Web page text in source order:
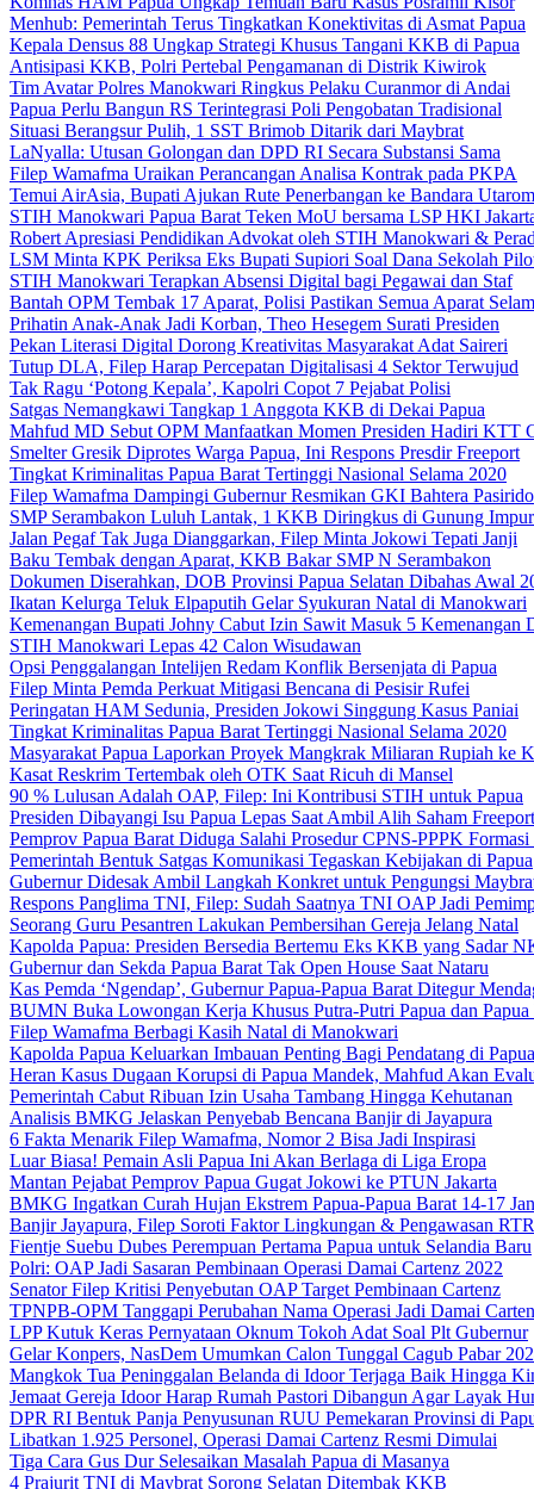
Menhub: Pemerintah Terus Tingkatkan Konektivitas di Asmat Papua
Kepala Densus 88 Ungkap Strategi Khusus Tangani KKB di Papua
Antisipasi KKB, Polri Pertebal Pengamanan di Distrik Kiwirok
Tim Avatar Polres Manokwari Ringkus Pelaku Curanmor di Andai
Papua Perlu Bangun RS Terintegrasi Poli Pengobatan Tradisional
Situasi Berangsur Pulih, 1 SST Brimob Ditarik dari Maybrat
LaNyalla: Utusan Golongan dan DPD RI Secara Substansi Sama
Filep Wamafma Uraikan Perancangan Analisa Kontrak pada PKPA
Temui AirAsia, Bupati Ajukan Rute Penerbangan ke Bandara Utarom
STIH Manokwari Papua Barat Teken MoU bersama LSP HKI
Robert Apresiasi Pendidikan Advokat oleh STIH Manokwari &
LSM Minta KPK Periksa Eks Bupati Supiori Soal Dana Sekolah
STIH Manokwari Terapkan Absensi Digital bagi Pegawai dan Staf
Bantah OPM Tembak 17 Aparat, Polisi Pastikan Semua Aparat
Prihatin Anak-Anak Jadi Korban, Theo Hesegem Surati Presiden
Pekan Literasi Digital Dorong Kreativitas Masyarakat Adat Saireri
Tutup DLA, Filep Harap Percepatan Digitalisasi 4 Sektor Terwujud
Tak Ragu ‘Potong Kepala’, Kapolri Copot 7 Pejabat Polisi
Satgas Nemangkawi Tangkap 1 Anggota KKB di Dekai Papua
Mahfud MD Sebut OPM Manfaatkan Momen Presiden Hadiri KTT
Smelter Gresik Diprotes Warga Papua, Ini Respons Presdir Freeport
Tingkat Kriminalitas Papua Barat Tertinggi Nasional Selama 2020
Filep Wamafma Dampingi Gubernur Resmikan GKI Bahtera Pasirido
SMP Serambakon Luluh Lantak, 1 KKB Diringkus di Gunung
Jalan Pegaf Tak Juga Dianggarkan, Filep Minta Jokowi Tepati Janji
Baku Tembak dengan Aparat, KKB Bakar SMP N Serambakon
Dokumen Diserahkan, DOB Provinsi Papua Selatan Dibahas Awal
Ikatan Kelurga Teluk Elpaputih Gelar Syukuran Natal di Manokwari
Kemenangan Bupati Johny Cabut Izin Sawit Masuk 5 Kemenangan
STIH Manokwari Lepas 42 Calon Wisudawan
Opsi Penggalangan Intelijen Redam Konflik Bersenjata di Papua
Filep Minta Pemda Perkuat Mitigasi Bencana di Pesisir Rufei
Peringatan HAM Sedunia, Presiden Jokowi Singgung Kasus Paniai
Tingkat Kriminalitas Papua Barat Tertinggi Nasional Selama 2020
Masyarakat Papua Laporkan Proyek Mangkrak Miliaran Rupiah ke
Kasat Reskrim Tertembak oleh OTK Saat Ricuh di Mansel
90 % Lulusan Adalah OAP, Filep: Ini Kontribusi STIH untuk Papua
Presiden Dibayangi Isu Papua Lepas Saat Ambil Alih Saham Freeport
Pemprov Papua Barat Diduga Salahi Prosedur CPNS-PPPK Formasi
Pemerintah Bentuk Satgas Komunikasi Tegaskan Kebijakan di Papua
Gubernur Didesak Ambil Langkah Konkret untuk Pengungsi
Respons Panglima TNI, Filep: Sudah Saatnya TNI OAP Jadi
Seorang Guru Pesantren Lakukan Pembersihan Gereja Jelang Natal
Kapolda Papua: Presiden Bersedia Bertemu Eks KKB yang Sadar
Gubernur dan Sekda Papua Barat Tak Open House Saat Nataru
Kas Pemda ‘Ngendap’, Gubernur Papua-Papua Barat Ditegur
BUMN Buka Lowongan Kerja Khusus Putra-Putri Papua dan Papua
Filep Wamafma Berbagi Kasih Natal di Manokwari
Kapolda Papua Keluarkan Imbauan Penting Bagi Pendatang di Papua
Heran Kasus Dugaan Korupsi di Papua Mandek, Mahfud Akan
Pemerintah Cabut Ribuan Izin Usaha Tambang Hingga Kehutanan
Analisis BMKG Jelaskan Penyebab Bencana Banjir di Jayapura
6 Fakta Menarik Filep Wamafma, Nomor 2 Bisa Jadi Inspirasi
Luar Biasa! Pemain Asli Papua Ini Akan Berlaga di Liga Eropa
Mantan Pejabat Pemprov Papua Gugat Jokowi ke PTUN Jakarta
BMKG Ingatkan Curah Hujan Ekstrem Papua-Papua Barat 14-17
Banjir Jayapura, Filep Soroti Faktor Lingkungan & Pengawasan
Fientje Suebu Dubes Perempuan Pertama Papua untuk Selandia Baru
Polri: OAP Jadi Sasaran Pembinaan Operasi Damai Cartenz 2022
Senator Filep Kritisi Penyebutan OAP Target Pembinaan Cartenz
TPNPB-OPM Tanggapi Perubahan Nama Operasi Jadi Damai
LPP Kutuk Keras Pernyataan Oknum Tokoh Adat Soal Plt Gubernur
Gelar Konpers, NasDem Umumkan Calon Tunggal Cagub Pabar
Mangkok Tua Peninggalan Belanda di Idoor Terjaga Baik Hingga
Jemaat Gereja Idoor Harap Rumah Pastori Dibangun Agar Layak
DPR RI Bentuk Panja Penyusunan RUU Pemekaran Provinsi di
Libatkan 1.925 Personel, Operasi Damai Cartenz Resmi Dimulai
Tiga Cara Gus Dur Selesaikan Masalah Papua di Masanya
4 Prajurit TNI di Maybrat Sorong Selatan Ditembak KKB